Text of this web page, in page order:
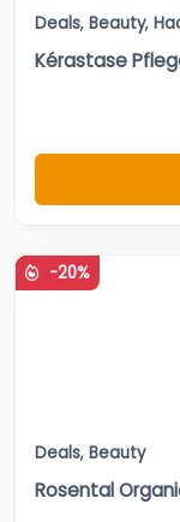
Deals, Beauty,
Kérastase
-20%
Deals, Beauty
Rosental